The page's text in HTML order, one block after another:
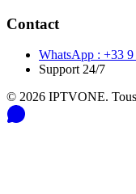
Contact
WhatsApp : +33 9
Support 24/7
© 2026 IPTVONE.